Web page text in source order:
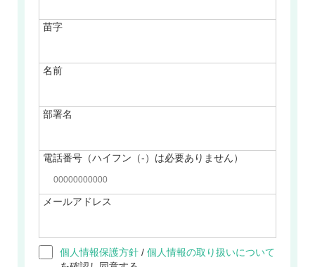
苗字
名前
部署名
電話番号（ハイフン（-）は必要ありません）
メールアドレス
個人情報保護方針 / 個人情報の取り扱いについて